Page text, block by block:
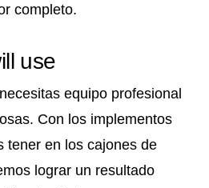
completo.
use
equipo profesional
Con los implementos
tener en los cajones de
lograr un resultado